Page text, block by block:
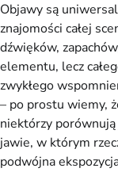
Objawy są
znajomości całej
dźwięków,
elementu, lecz
zwykłego
– po prostu wiemy,
niektórzy
jawie, w którym
podwójna